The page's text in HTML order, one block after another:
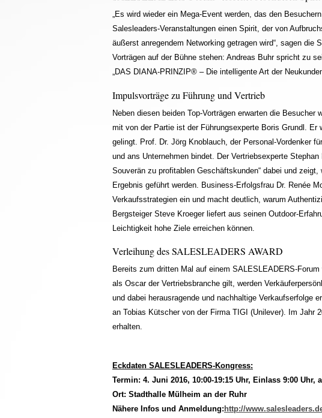
„Es wird wieder ein Mega-Event werden, das den
Salesleaders-Veranstaltungen einen Spirit, der von
äußerst anregendem Networking getragen wird“, sagen
Vorträgen auf der Bühne stehen: Andreas Buhr spricht zu
„DAS DIANA-PRINZIP® – Die intelligente Art der
Impulsvorträge zu Führung und Vertrieb
Neben diesen beiden Top-Vorträgen erwarten die
mit von der Partie ist der Führungsexperte Boris Grundl.
gelingt. Prof. Dr. Jörg Knoblauch, der Personal-Vordenker
und ans Unternehmen bindet. Der Vertriebsexperte
Souverän zu profitablen Geschäftskunden“ dabei und
Ergebnis geführt werden. Business-Erfolgsfrau Dr. Renée
Verkaufsstrategien ein und macht deutlich, warum
Bergsteiger Steve Kroeger liefert aus seinen Outdoor-
Leichtigkeit hohe Ziele erreichen können.
Verleihung des SALESLEADERS AWARD
Bereits zum dritten Mal auf einem SALESLEADERS-
als Oscar der Vertriebsbranche gilt, werden
und dabei herausragende und nachhaltige Verkaufserfolge
an Tobias Kütscher von der Firma TIGI (Unilever). Im Jahr
erhalten.
Eckdaten SALESLEADERS-Kongress:
Termin: 4. Juni 2016, 10:00-19:15 Uhr, Einlass 9:00 Uhr,
Ort: Stadthalle Mülheim an der Ruhr
Nähere Infos und Anmeldung: http://